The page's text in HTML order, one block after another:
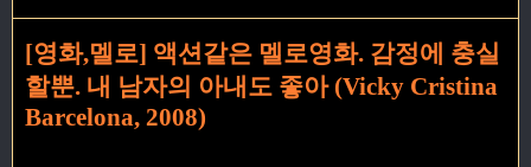
[영화,멜로] 액션같은 멜로영화. 감정에 충실
할뿐. 내 남자의 아내도 좋아 (Vicky Cristina
Barcelona, 2008)